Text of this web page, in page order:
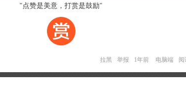
"点赞是美意，打赏是鼓励"
拉黑 举报 1年前 电脑端 阅